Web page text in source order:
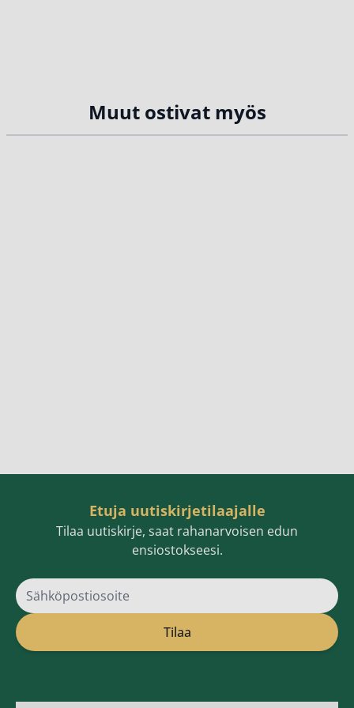
Muut ostivat myös
Etuja uutiskirjetilaajalle
Tilaa uutiskirje, saat rahanarvoisen edun
ensiostokseesi.
Sähköpostiosoite
Tilaa